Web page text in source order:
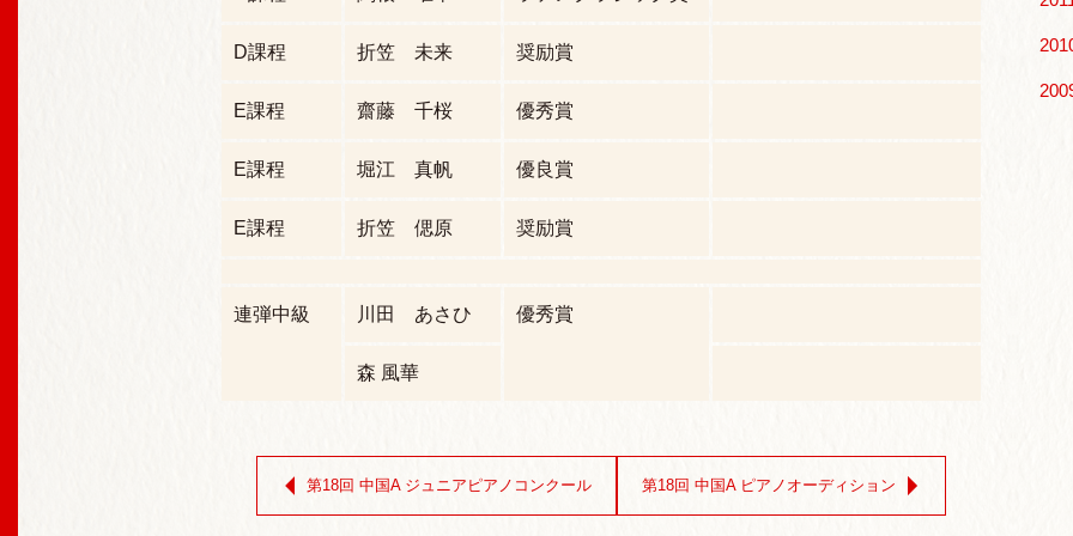
D課程 折笠 未来 奨励賞
E課程 齋藤 千桜 優秀賞
E課程 堀江 真帆 優良賞
E課程 折笠 偲原 奨励賞
連弾中級 川田 あさひ 優秀賞
森 風華
第18回 中国A ジュニアピアノコンクール 第18回 中国A ピアノオーディション